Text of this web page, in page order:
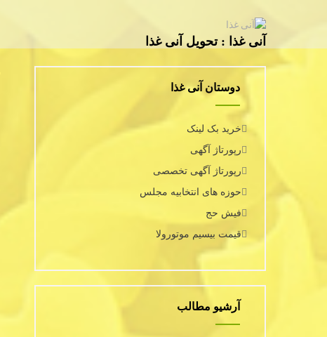
آنی غذا : تحویل آنی غذا
دوستان آنی غذا
خرید بک لینک
رپورتاژ آگهی
رپورتاژ آگهی تخصصی
حوزه های انتخابیه مجلس
فیش حج
قیمت بیسیم موتورولا
آرشیو مطالب